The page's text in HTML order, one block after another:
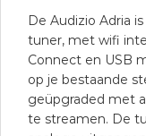
De Audizio Adria
tuner, met wifi
Connect en USB
op je bestaande
geüpgraded met
te streamen. De